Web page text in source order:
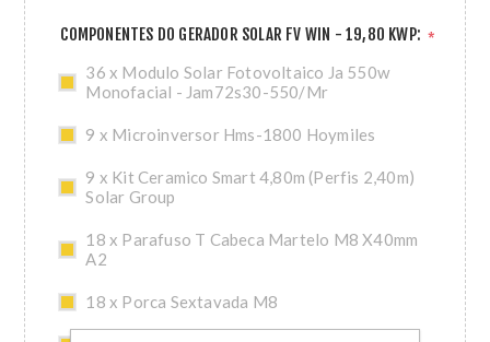
COMPONENTES DO GERADOR SOLAR FV WIN - 19,80 KWP: *
36 x Modulo Solar Fotovoltaico Ja 550w
Monofacial - Jam72s30-550/Mr
9 x Microinversor Hms-1800 Hoymiles
9 x Kit Ceramico Smart 4,80m (Perfis 2,40m)
Solar Group
18 x Parafuso T Cabeca Martelo M8 X40mm
A2
18 x Porca Sextavada M8